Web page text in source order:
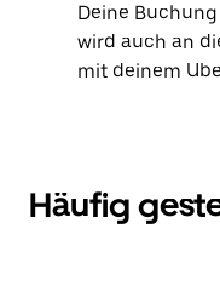
Deine
wird auch an
mit deinem
Häufig